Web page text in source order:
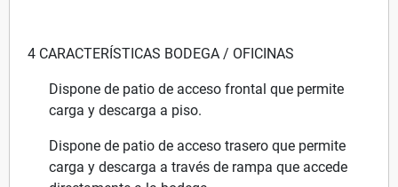
4 CARACTERÍSTICAS BODEGA / OFICINAS
Dispone de patio de acceso frontal que permite
carga y descarga a piso.
Dispone de patio de acceso trasero que permite
carga y descarga a través de rampa que accede